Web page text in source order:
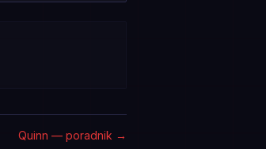
Quinn — poradnik →